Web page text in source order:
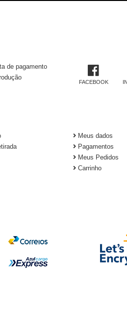
de pagamento
FACEBOOK
Meus dados
Pagamentos
Meus Pedidos
Carrinho